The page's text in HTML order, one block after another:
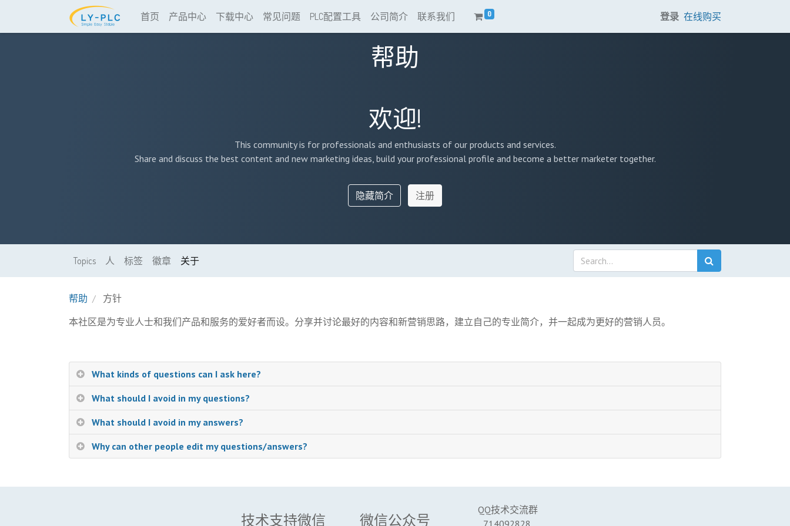
首页 产品中心 下载中心 常见问题 PLC配置工具 公司简介 联系我们 0 登录 在线购买
帮助
欢迎!
This community is for professionals and enthusiasts of our products and services.
Share and discuss the best content and new marketing ideas, build your professional profile and become a better marketer together.
隐藏简介 注册
Topics 人 标签 徽章 关于
帮助
方针
本社区是为专业人士和我们产品和服务的爱好者而设。分享并讨论最好的内容和新营销思路，建立自己的专业简介，并一起成为更好的营销人员。
What kinds of questions can I ask here?
What should I avoid in my questions?
What should I avoid in my answers?
Why can other people edit my questions/answers?
技术支持微信 微信公众号
QQ技术交流群
714092828